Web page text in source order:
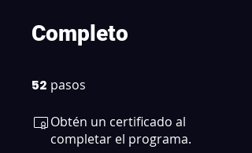
Completo
52 pasos
Obtén un certificado al
completar el programa.